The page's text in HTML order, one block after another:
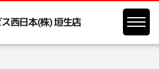
西日本(株) 垣生店